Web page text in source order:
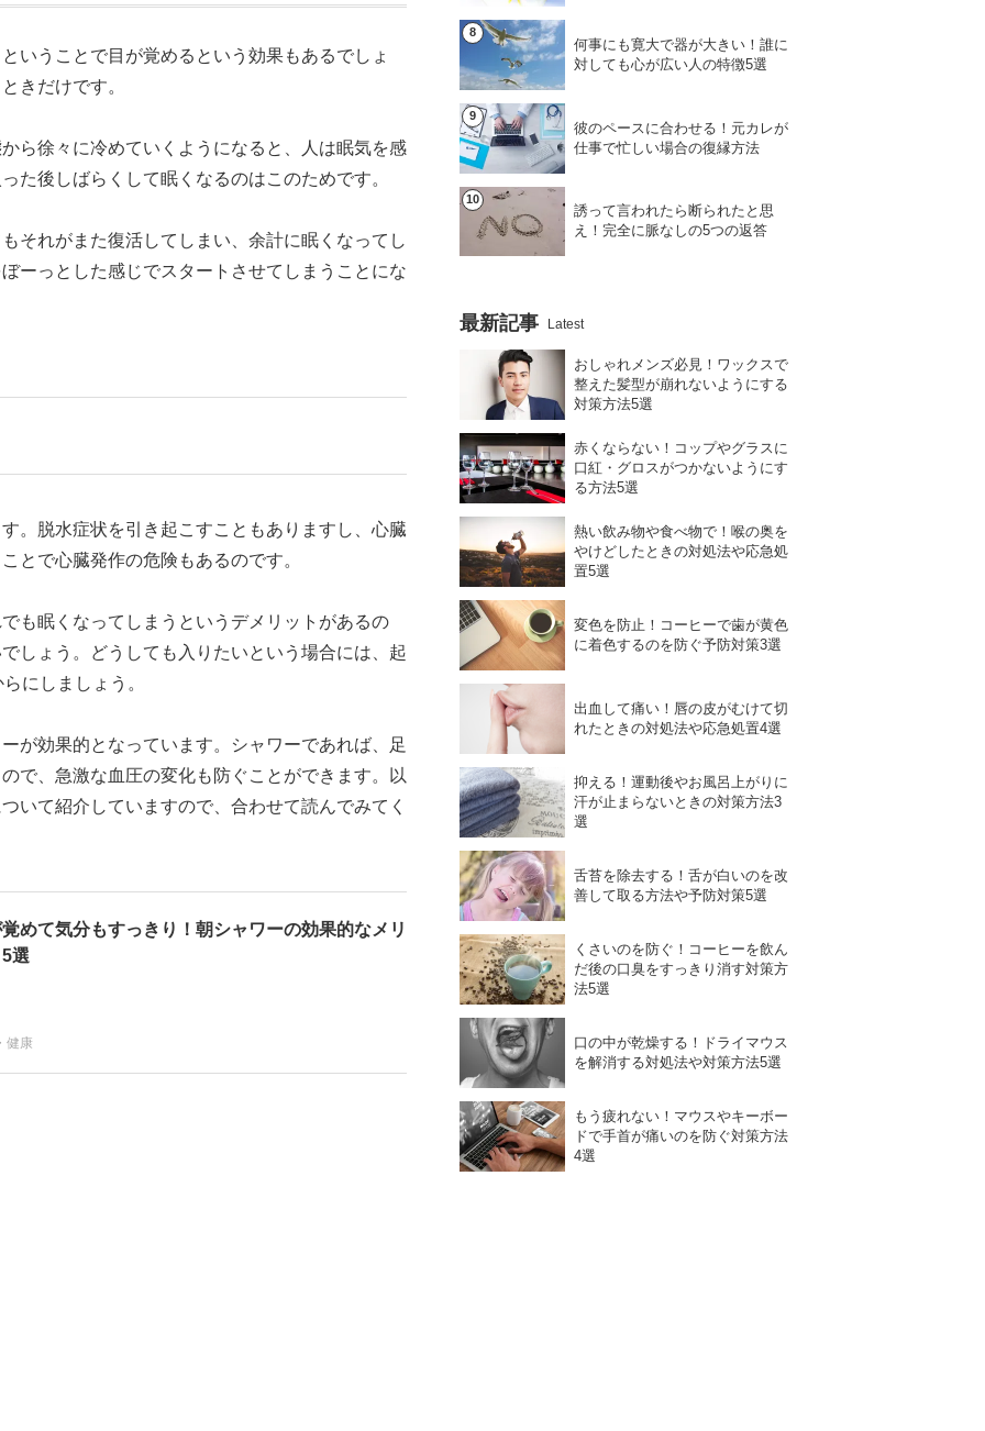
いうことで目が覚めるという効果もあるでしょ
きだけです。
ら徐々に冷めていくようになると、人は眠気を感
た後しばらくして眠くなるのはこのためです。
それがまた復活してしまい、余計に眠くなってし
ーっとした感じでスタートさせてしまうことにな
。脱水症状を引き起こすこともありますし、心臓
とで心臓発作の危険もあるのです。
も眠くなってしまうというデメリットがあるの
しょう。どうしても入りたいという場合には、起
にしましょう。
が効果的となっています。シャワーであれば、足
で、急激な血圧の変化も防ぐことができます。以
いて紹介していますので、合わせて読んでみてく
めて気分もすっきり！朝シャワーの効果的なメリ
選
健康
何事にも寛大で器が大きい！誰に
対しても心が広い人の特徴5選
彼のペースに合わせる！元カレが
仕事で忙しい場合の復縁方法
誘って言われたら断られたと思
え！完全に脈なしの5つの返答
最新記事 Latest
おしゃれメンズ必見！ワックスで
整えた髪型が崩れないようにする
対策方法5選
赤くならない！コップやグラスに
口紅・グロスがつかないようにす
る方法5選
熱い飲み物や食べ物で！喉の奥を
やけどしたときの対処法や応急処
置5選
変色を防止！コーヒーで歯が黄色
に着色するのを防ぐ予防対策3選
出血して痛い！唇の皮がむけて切
れたときの対処法や応急処置4選
抑える！運動後やお風呂上がりに
汗が止まらないときの対策方法3
選
舌苔を除去する！舌が白いのを改
善して取る方法や予防対策5選
くさいのを防ぐ！コーヒーを飲ん
だ後の口臭をすっきり消す対策方
法5選
口の中が乾燥する！ドライマウス
を解消する対処法や対策方法5選
もう疲れない！マウスやキーボー
ドで手首が痛いのを防ぐ対策方法
4選